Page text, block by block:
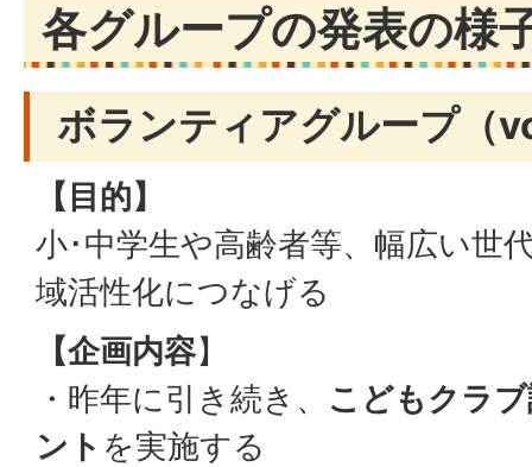
各グループの発表の様
ボランティアグループ（
【目的】
小･中学生や高齢者等、幅広い世
域活性化につなげる
【企画内容】
・昨年に引き続き、 こどもクラ
ント を実施する